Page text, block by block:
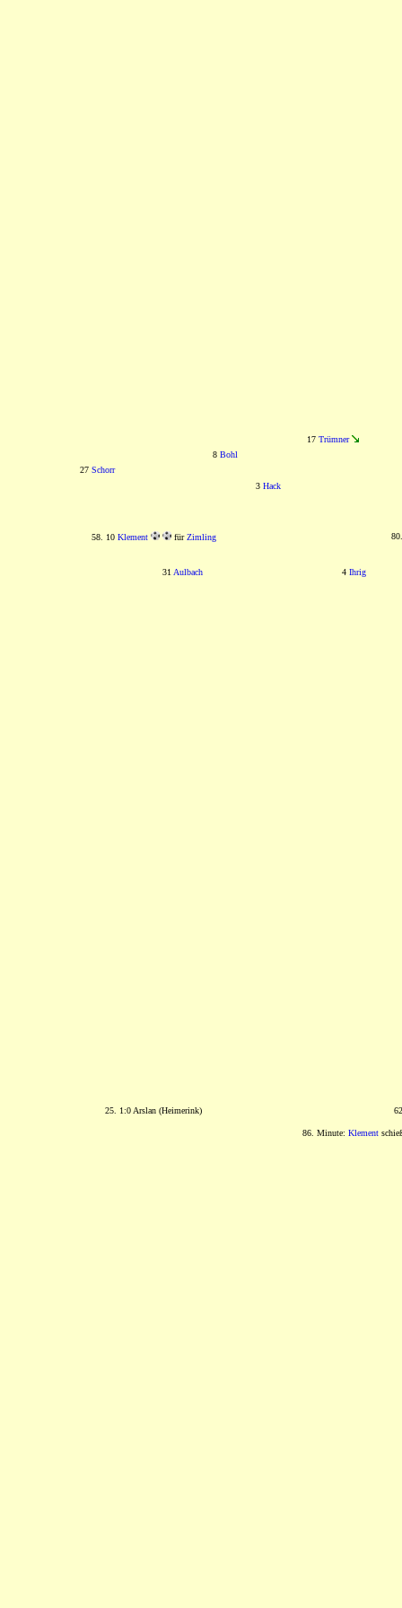
17 Trümner
8 Bohl
27 Schorr
3 Hack
58. 10 Klement fürZimling
31 Aulbach 4 Ihrig
25. 1:0 Arslan (Heimerink)
86. Minute: Klement